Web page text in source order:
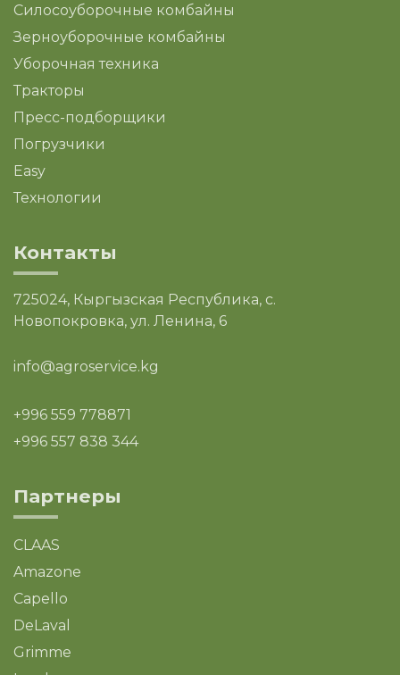
Партнеры
CLAAS
Amazone
Capello
DeLaval
Grimme
Силосоуборочные комбайны
Зерноуборочные комбайны
Уборочная техника
Тракторы
Пресс-подборщики
Погрузчики
Easy
Технологии
Контакты
725024, Кыргызская Республика, с.
Новопокровка, ул. Ленина, 6
info@agroservice.kg
+996 559 778871
+996 557 838 344